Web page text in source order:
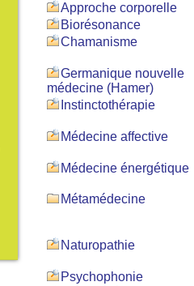
Approche corporelle
Biorésonance
Chamanisme
Germanique nouvelle
médecine (Hamer)
Instinctothérapie
Médecine affective
Médecine énergétique
Métamédecine
Naturopathie
Psychophonie